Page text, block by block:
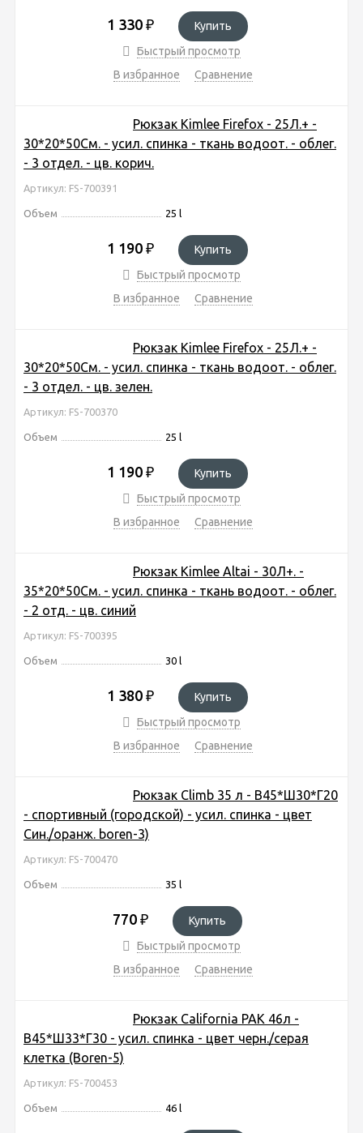
1 330 ₽
Купить
Быстрый просмотр
В избранное
Сравнение
Рюкзак Kimlee Firefox - 25Л.+ -
30*20*50См. - усил. спинка - ткань водоот. - облег.
- 3 отдел. - цв. корич.
Артикул: FS-700391
Объем 25 l
1 190 ₽
Купить
Быстрый просмотр
В избранное
Сравнение
Рюкзак Kimlee Firefox - 25Л.+ -
30*20*50См. - усил. спинка - ткань водоот. - облег.
- 3 отдел. - цв. зелен.
Артикул: FS-700370
Объем 25 l
1 190 ₽
Купить
Быстрый просмотр
В избранное
Сравнение
Рюкзак Kimlee Altai - 30Л+. -
35*20*50См. - усил. спинка - ткань водоот. - облег.
- 2 отд. - цв. синий
Артикул: FS-700395
Объем 30 l
1 380 ₽
Купить
Быстрый просмотр
В избранное
Сравнение
Рюкзак Climb 35 л - В45*Ш30*Г20
- спортивный (городской) - усил. спинка - цвет
Син./оранж. boren-3)
Артикул: FS-700470
Объем 35 l
770 ₽
Купить
Быстрый просмотр
В избранное
Сравнение
Рюкзак California PAK 46л -
В45*Ш33*Г30 - усил. спинка - цвет черн./серая
клетка (Boren-5)
Артикул: FS-700453
Объем 46 l